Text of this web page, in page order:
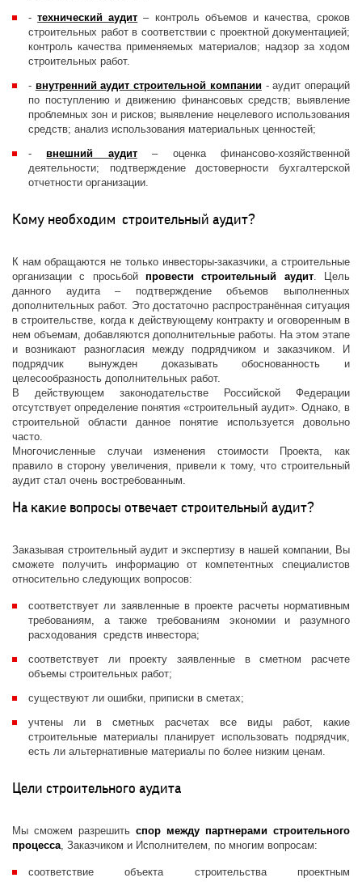
-технический аудит – контроль объемов и качества, сроков
строительных работ в соответствии с проектной документацией;
контроль качества применяемых материалов; надзор за ходом
строительных работ.
- внутренний аудит строительной компании- аудит операций
по поступлению и движению финансовых средств; выявление
проблемных зон и рисков; выявление нецелевого использования
средств; анализ использования материальных ценностей;
-внешний аудит– оценка финансово-хозяйственной
деятельности; подтверждение достоверности бухгалтерской
отчетности организации.
Кому необходим строительный аудит?
К нам обращаются не только инвесторы-заказчики, а строительные
организации с просьбой провести строительный аудит. Цель
данного аудита – подтверждение объемов выполненных
дополнительных работ. Это достаточно распространённая ситуация
в строительстве, когда к действующему контракту и оговоренным в
нем объемам, добавляются дополнительные работы. На этом этапе
и возникают разногласия между подрядчиком и заказчиком. И
подрядчик вынужден доказывать обоснованность и
целесообразность дополнительных работ.
В действующем законодательстве Российской Федерации
отсутствует определение понятия «строительный аудит». Однако, в
строительной области данное понятие используется довольно
часто.
Многочисленные случаи изменения стоимости Проекта, как
правило в сторону увеличения, привели к тому, что строительный
аудит стал очень востребованным.
На какие вопросы отвечает строительный аудит?
Заказывая строительный аудит и экспертизу в нашей компании, Вы
сможете получить информацию от компетентных специалистов
относительно следующих вопросов:
соответствует ли заявленные в проекте расчеты нормативным
требованиям, а также требованиям экономии и разумного
расходования средств инвестора;
соответствует ли проекту заявленные в сметном расчете
объемы строительных работ;
существуют ли ошибки, приписки в сметах;
учтены ли в сметных расчетах все виды работ, какие
строительные материалы планирует использовать подрядчик,
есть ли альтернативные материалы по более низким ценам.
Цели строительного аудита
Мы сможем разрешить спор между партнерами строительного
процесса, Заказчиком и Исполнителем, по многим вопросам:
соответствие объекта строительства проектным